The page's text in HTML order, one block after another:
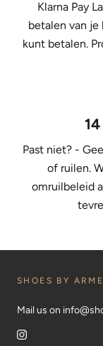
Klarna Pay
betalen van
kunt betalen.
Past niet? -
of ruilen.
omruilbeleid
SHOES BY
Mail us on